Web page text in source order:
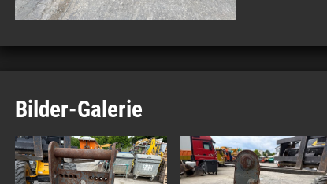
Bilder-Galerie